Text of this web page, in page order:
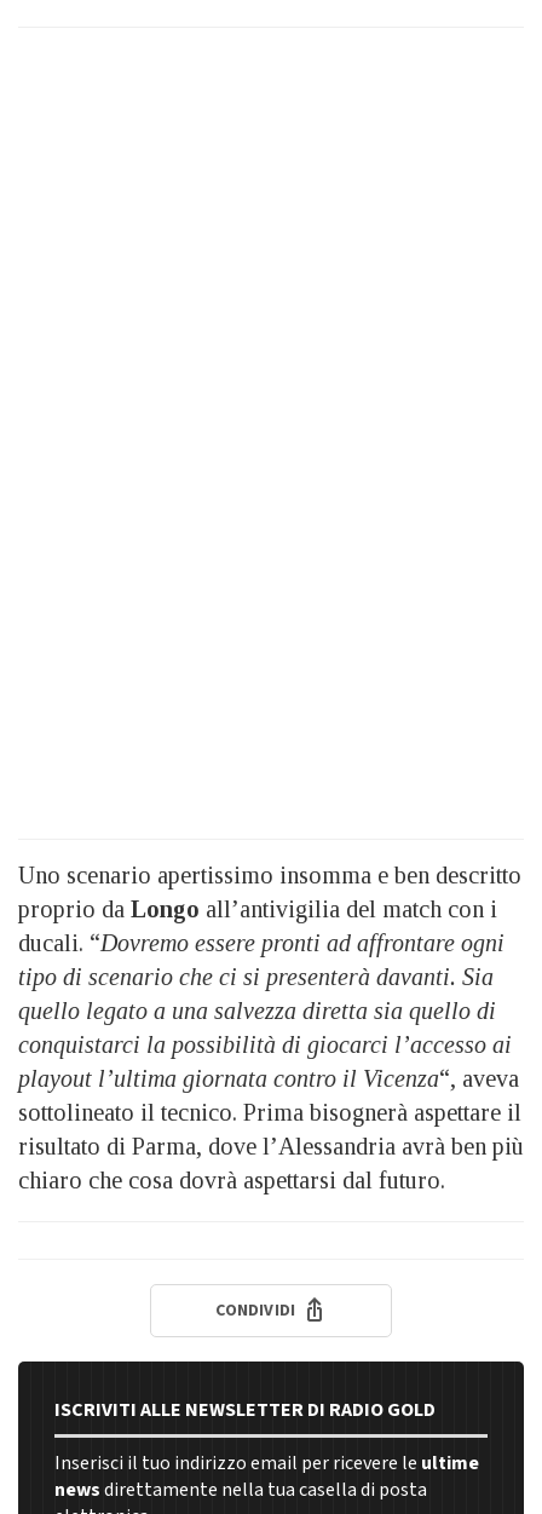
Uno scenario apertissimo insomma e ben descritto
proprio da Longo all’antivigilia del match con i
ducali. “Dovremo essere pronti ad affrontare ogni
tipo di scenario che ci si presenterà davanti. Sia
quello legato a una salvezza diretta sia quello di
conquistarci la possibilità di giocarci l’accesso ai
playout l’ultima giornata contro il Vicenza“, aveva
sottolineato il tecnico. Prima bisognerà aspettare il
risultato di Parma, dove l’Alessandria avrà ben più
chiaro che cosa dovrà aspettarsi dal futuro.
CONDIVIDI
ISCRIVITI ALLE NEWSLETTER DI RADIO GOLD
Inserisci il tuo indirizzo email per ricevere le ultime
newsdirettamente nella tua casella di posta